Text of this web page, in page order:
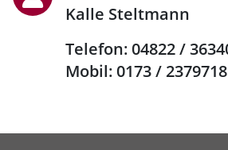
Kalle Steltmann
Telefon: 04822 /
Mobil: 0173 / 2379718